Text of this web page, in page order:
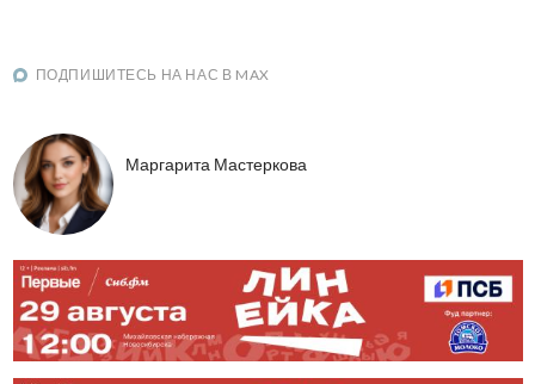
ПОДПИШИТЕСЬ НА НАС В MAX
Маргарита Мастеркова